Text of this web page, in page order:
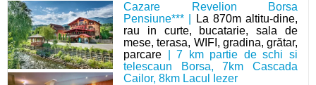
Cazare Revelion Borsa
Pensiune*** |
La 870m altitu-dine,
rau in curte, bucatarie, sala de
mese, terasa, WIFI, gradina, grătar,
parcare | 7 km partie de schi si
telescaun Borsa, 7km Cascada
Cailor, 8km Lacul Iezer